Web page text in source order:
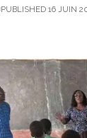
PUBLISHED 16 JUIN